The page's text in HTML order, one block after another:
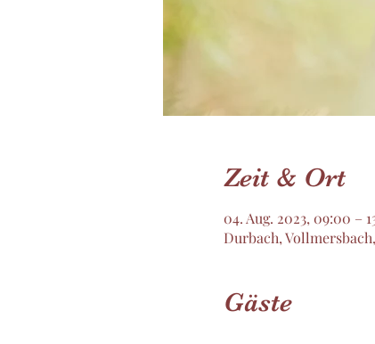
Zeit & Ort
04. Aug. 2023, 09:00 –
Durbach,
Gäste